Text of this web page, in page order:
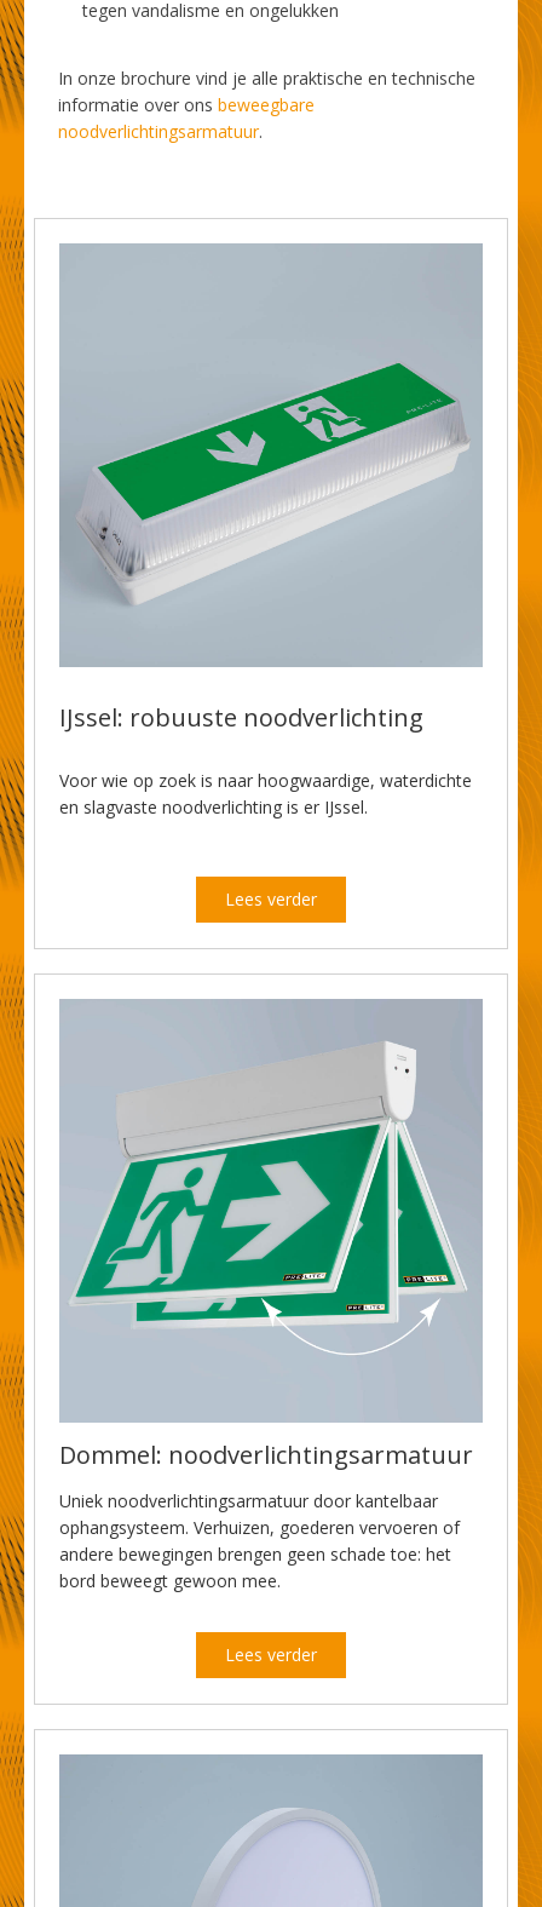
tegen vandalisme en ongelukken
In onze brochure vind je alle praktische en technische
informatie over ons beweegbare
noodverlichtingsarmatuur.
IJssel: robuuste noodverlichting
Voor wie op zoek is naar hoogwaardige, waterdichte
en slagvaste noodverlichting is er IJssel.
Lees verder
Dommel: noodverlichtingsarmatuur
Uniek noodverlichtingsarmatuur door kantelbaar
ophangsysteem. Verhuizen, goederen vervoeren of
andere bewegingen brengen geen schade toe: het
bord beweegt gewoon mee.
Lees verder